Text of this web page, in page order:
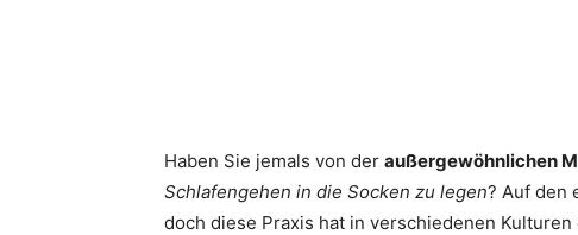
Haben Sie jemals von der außergewöhnlichen
Schlafengehen in die Socken zu legen? Auf den
doch diese Praxis hat in verschiedenen